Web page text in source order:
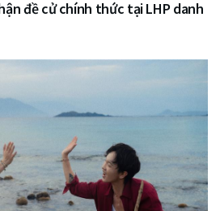
đề cử chính thức tại LHP danh